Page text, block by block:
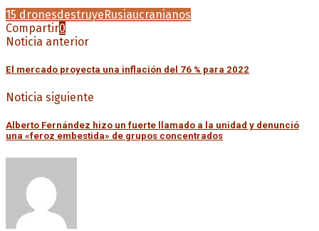
15 dronesdestruyeRusiaucranianos
Compartir0
Noticia anterior
El mercado proyecta una inflación del 76 % para 2022
Noticia siguiente
Alberto Fernández hizo un fuerte llamado a la unidad y denunció
una «feroz embestida» de grupos concentrados